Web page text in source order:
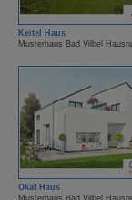
Keitel Haus
Musterhaus Bad Vilbel
Okal Haus